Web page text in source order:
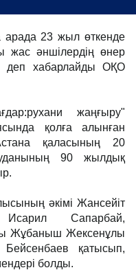
арада 23 жыл өткенде
жас әншілердің өнер
деп хабарлайды ОҚО
жаңғыру"
қолға алынған
қаласының 20
90 жылдық
әкімі Жансейіт
Исарил Сапарбай,
Жұбаныш Жексенұлы
қатысып,
болды.